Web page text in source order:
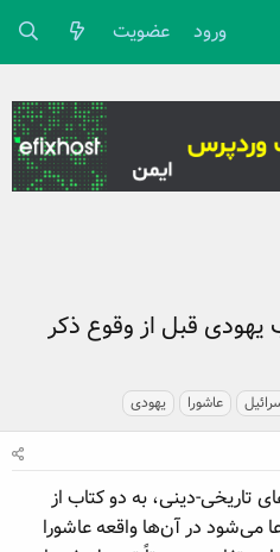
ورود عضویت
یهودی قبل از وقوع ذکر
عاشورا یهودی
تاریخی-دینی، به دو کتاب از
می‌شود در آن‌ها واقعه عاشورا